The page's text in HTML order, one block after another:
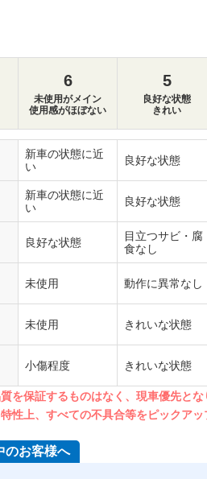
6
未使用がメイン
使用感がほぼない
5
良好な状態
きれい
新車の状態に近
い
良好な状態
新車の状態に近
い
良好な状態
良好な状態
目立つサビ・腐
食なし
未使用 動作に異常なし
未使用 きれいな状態
小傷程度 きれいな状態
を保証するものはなく、現車優先とな
性上、すべての不具合等をピックアッ
のお客様へ